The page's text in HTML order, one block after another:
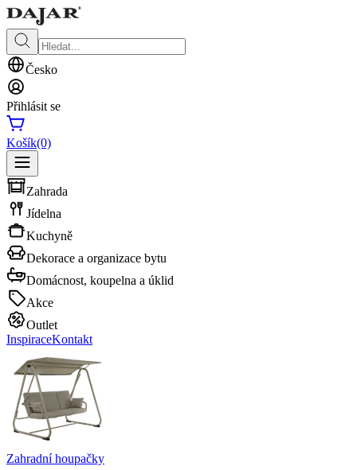
Česko
Přihlásit se
Košík(0)
Zahrada
Jídelna
Kuchyně
Dekorace a organizace bytu
Domácnost, koupelna a úklid
Akce
Outlet
InspiraceKontakt
Zahradní houpačky